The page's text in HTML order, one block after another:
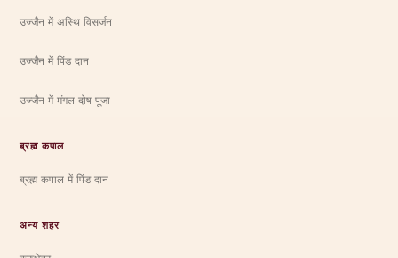
उज्जैन में अस्थि विसर्जन
उज्जैन में पिंड दान
उज्जैन में मंगल दोष पूजा
ब्रह्म कपाल
ब्रह्म कपाल में पिंड दान
अन्य शहर